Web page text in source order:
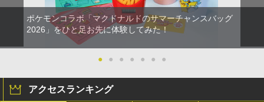
ポケモンコラボ「マクドナルドのサマーチャンスバッグ
2026」をひと足お先に体験してみた！
● ● ● ● ● ● ●
アクセスランキング